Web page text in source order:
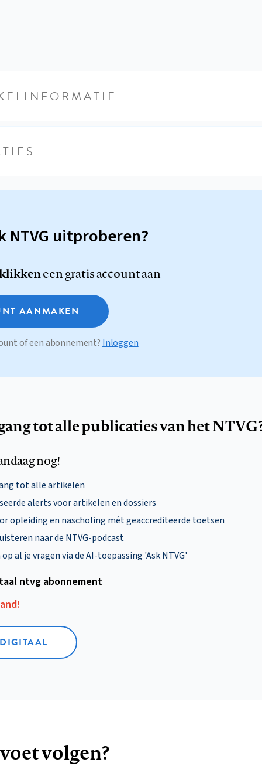
NTVG uitproberen?
een gratis account aan
AANMAKEN
of een abonnement? Inloggen
tot alle publicaties van het
nog!
tot alle artikelen
alerts voor artikelen en dossiers
opleiding en nascholing mét geaccrediteerde toetsen
naar de NTVG-podcast
al je vragen via de AI-toepassing 'Ask NTVG'
ntvg abonnement
volgen?